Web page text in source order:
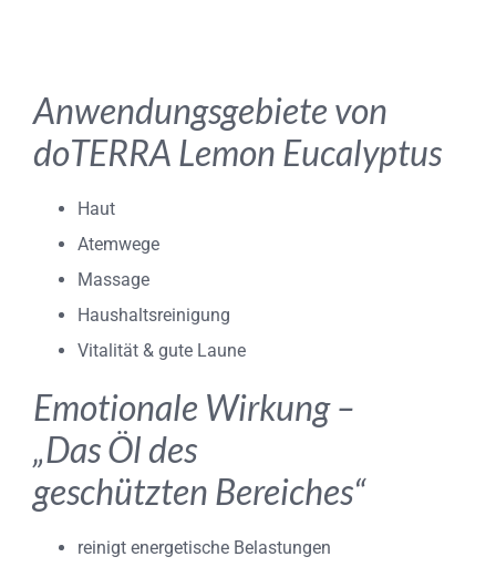
Anwendungsgebiete von
doTERRA Lemon Eucalyptus
Haut
Atemwege
Massage
Haushaltsreinigung
Vitalität & gute Laune
Emotionale Wirkung –
„Das Öl des
geschützten Bereiches“
reinigt energetische Belastungen